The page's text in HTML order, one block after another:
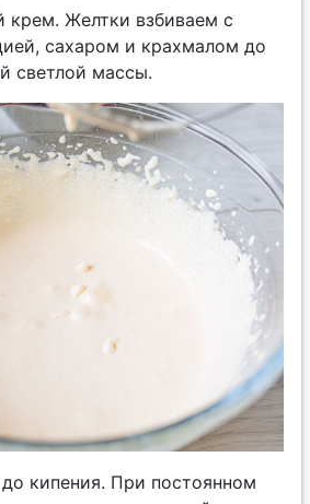
крем. Желтки взбиваем с
сахаром и крахмалом до
светлой массы.
кипения. При постоянном